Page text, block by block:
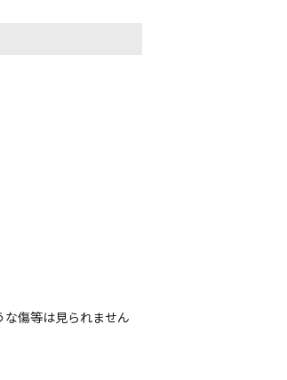
傷等は見られません